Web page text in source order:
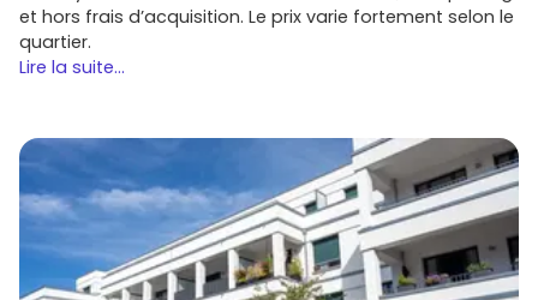
Projets écoresponsables : les bâtiments respectant
les normes environnementales séduisent les
acheteurs.
Bouygues Immobilier
Un acteur clé qui propose des résidences modernes et
écoresponsables dans des quartiers attractifs comme
Saint-Sever.
et hors frais d’acquisition. Le prix varie fortement selon le
quartier.
Lire la suite...